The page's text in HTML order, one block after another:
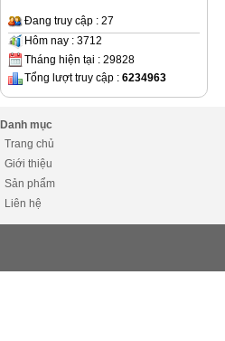
Đang truy cập : 27
Hôm nay : 3712
Tháng hiện tại : 29828
Tổng lượt truy cập : 6234963
Danh mục
Trang chủ
Giới thiệu
Sản phẩm
Liên hệ